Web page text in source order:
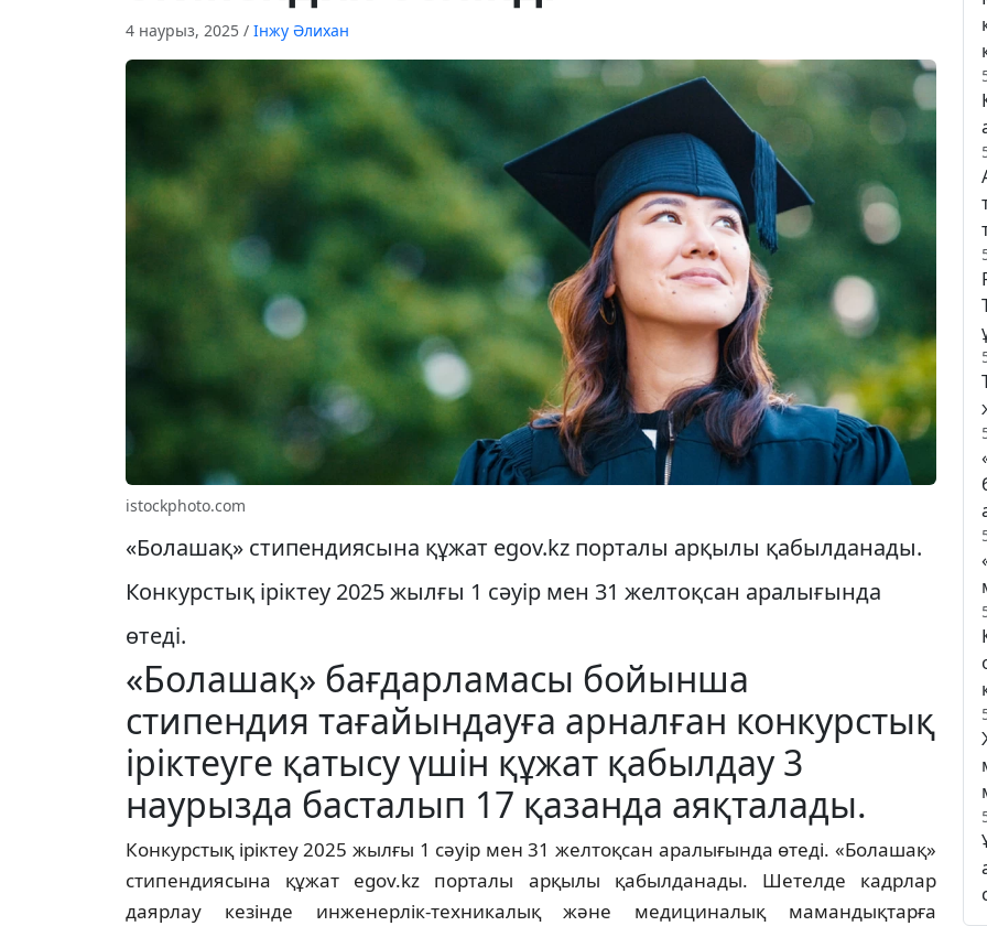
4 наурыз, 2025 / Інжу Әлихан
istockphoto.com
«Болашақ» стипендиясына құжат egov.kz порталы арқылы қабылданады.
Конкурстық іріктеу 2025 жылғы 1 сәуір мен 31 желтоқсан аралығында
өтеді.
«Болашақ» бағдарламасы бойынша
стипендия тағайындауға арналған конкурстық
іріктеуге қатысу үшін құжат қабылдау 3
наурызда басталып 17 қазанда аяқталады.
Конкурстық іріктеу 2025 жылғы 1 сәуір мен 31 желтоқсан аралығында өтеді. «Болашақ»
стипендиясына құжат egov.kz порталы арқылы қабылданады. Шетелде кадрлар
даярлау кезінде инженерлік-техникалық және медициналық мамандықтарға